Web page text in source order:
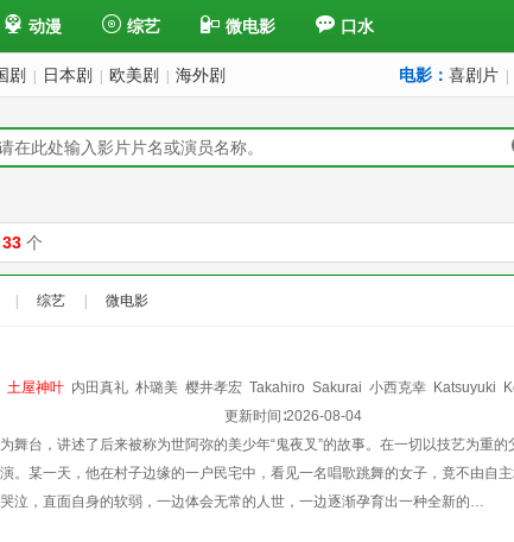
动漫 综艺 微电影 口水
剧 日本剧 欧美剧 海外剧 电影： 喜剧片
33 个
综艺 微电影
土屋神叶 内田真礼 朴璐美 樱井孝宏 Takahiro Sakurai 小西克幸 Katsuyuki
贵 更新时间∶2026-08-04
舞台，讲述了后来被称为世阿弥的美少年“鬼夜叉”的故事。在一切以技艺为重
。某一天，他在村子边缘的一户民宅中，看见一名唱歌跳舞的女子，竟不由
泣，直面自身的软弱，一边体会无常的人世，一边逐渐孕育出一种全新的…